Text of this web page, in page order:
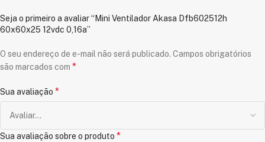
Seja o primeiro a avaliar “Mini Ventilador Akasa Dfb602512h
60x60x25 12vdc 0,16a”
O seu endereço de e-mail não será publicado. Campos obrigatórios
são marcados com *
Sua avaliação *
Sua avaliação sobre o produto *